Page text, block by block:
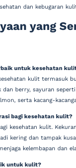
dan kebugaran
yang
untuk kesehatan
kulit termasuk
dan berry, sayuran
serta kacang-
bagi kesehatan kulit?
kesehatan kulit.
kering dan tampak
kelembapan dan
untuk kulit?